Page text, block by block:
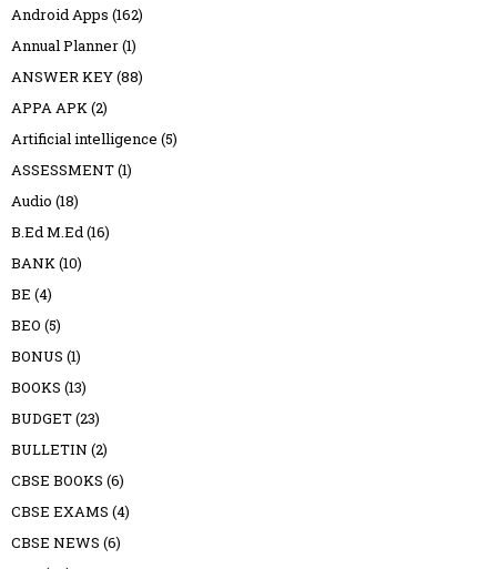
Android Apps (162)
Annual Planner(1)
ANSWER KEY(88)
APPA APK(2)
Artificial intelligence (5)
ASSESSMENT(1)
Audio (18)
B.Ed M.Ed(16)
BANK(10)
BE (4)
BEO (5)
BONUS (1)
BOOKS (13)
BUDGET(23)
BULLETIN (2)
CBSE BOOKS (6)
CBSE EXAMS (4)
CBSE NEWS (6)